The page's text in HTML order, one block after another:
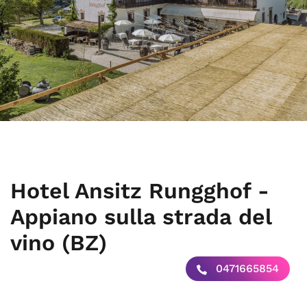
Hotel Ansitz Rungghof -
Appiano sulla strada del
vino (BZ)
0471665854